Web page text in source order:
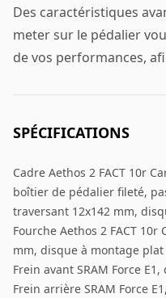
Des caractéristiques
meter sur le pédalier
de vos performances,
SPÉCIFICATIONS
Cadre Aethos 2 FACT 10r
boîtier de pédalier fileté,
traversant 12x142 mm,
Fourche Aethos 2 FACT
mm, disque à montage plat
Frein avant SRAM Force
Frein arrière SRAM Force